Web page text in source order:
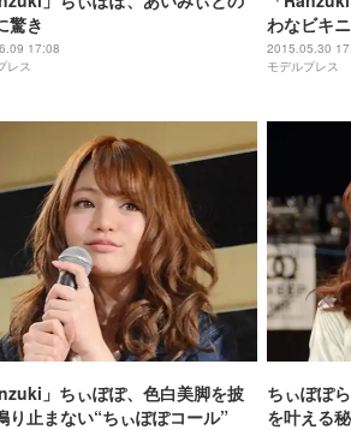
驚き
17:08
レス
わなビキ
2015.05.30
モデルプレス
」ちぃぽぽ、色白美脚を披
止まない“ちぃぽぽコール”
ちぃぽぽ
を叶える